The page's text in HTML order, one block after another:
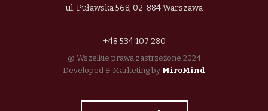
ul. Puławska 568, 02-884 Warszawa
+48 534 107 280
@ Wszelkie prawa zastrzeżone 2024
Developed & Marketing by MiroMind